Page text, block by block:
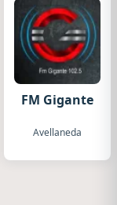
FM Gigante
Avellaneda